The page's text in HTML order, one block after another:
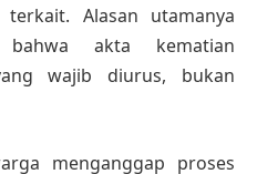
Alasan utamanya
bahwa akta kematian
wajib diurus, bukan
menganggap proses